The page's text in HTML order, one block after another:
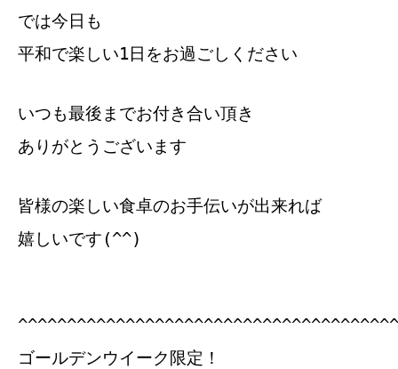
では今日も
平和で楽しい1日をお過ごしください
いつも最後までお付き合い頂き
ありがとうございます
皆様の楽しい食卓のお手伝いが出来れば
嬉しいです(^^)
ゴールデンウイーク限定！